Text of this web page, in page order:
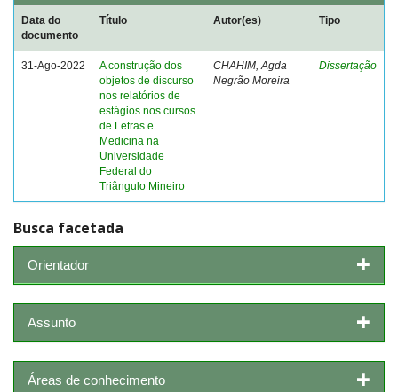
Data do
documento
Título Autor(es) Tipo
31-Ago-2022
A construção dos
objetos de discurso
nos relatórios de
estágios nos cursos
de Letras e
Medicina na
Universidade
Federal do
Triângulo Mineiro
CHAHIM, Agda
Negrão Moreira
Dissertação
Busca facetada
Orientador
Assunto
Áreas de conhecimento